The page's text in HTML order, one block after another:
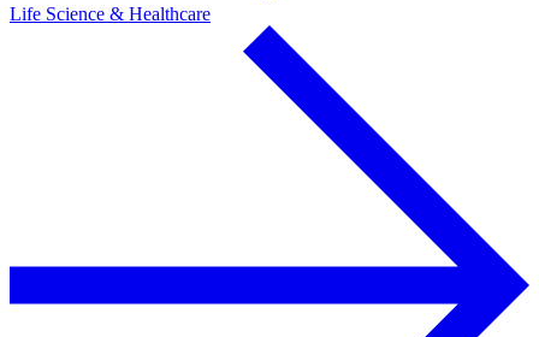
Life Science & Healthcare